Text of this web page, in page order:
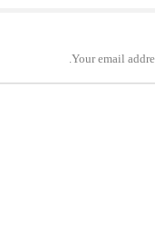
Your email